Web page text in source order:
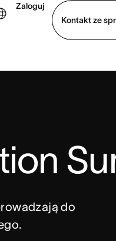
Zaloguj
Kontakt ze
do